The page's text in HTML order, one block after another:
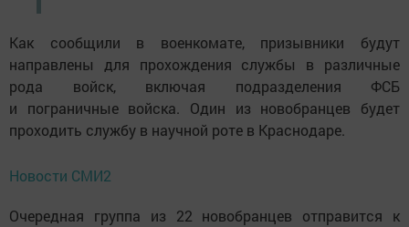
Как сообщили в военкомате, призывники будут
направлены для прохождения службы в различные
рода войск, включая подразделения ФСБ
и пограничные войска. Один из новобранцев будет
проходить службу в научной роте в Краснодаре.
Новости СМИ2
Очередная группа из 22 новобранцев отправится к